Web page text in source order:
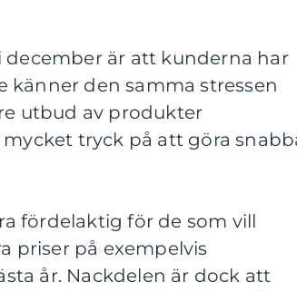
är att kunderna har
känner den samma stressen
utbud av produkter
tryck på att göra
fördelaktig för de som vill
priser på exempelvis
år. Nackdelen är dock att